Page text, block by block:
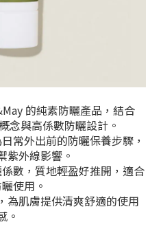
的純素防曬產品，結合
念與高係數防曬設計。
常外出前的防曬保養步驟，
紫外線影響。
數，質地輕盈好推開，適合
使用。
為肌膚提供清爽舒適的使用
。